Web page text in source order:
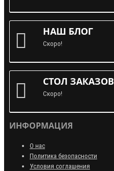
НАШ БЛОГ
Скоро!
СТОЛ ЗАКАЗОВ
Скоро!
ИНФОРМАЦИЯ
О нас
Политика безопасности
Условия соглашения